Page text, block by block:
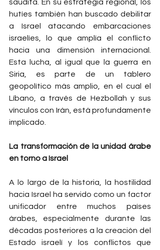
saudita. En su estrategia regional, los
hutíes también han buscado debilitar
a Israel atacando embarcaciones
israelíes, lo que amplía el conflicto
hacia una dimensión internacional.
Esta lucha, al igual que la guerra en
Siria, es parte de un tablero
geopolítico más amplio, en el cual el
Líbano, a través de Hezbollah y sus
vínculos con Irán, está profundamente
implicado.
La transformación de la unidad árabe
en torno a Israel
A lo largo de la historia, la hostilidad
hacia Israel ha servido como un factor
unificador entre muchos países
árabes, especialmente durante las
décadas posteriores a la creación del
Estado israelí y los conflictos que